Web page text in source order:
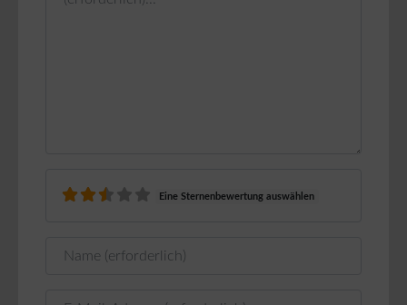
Eine Sternenbewertung auswählen